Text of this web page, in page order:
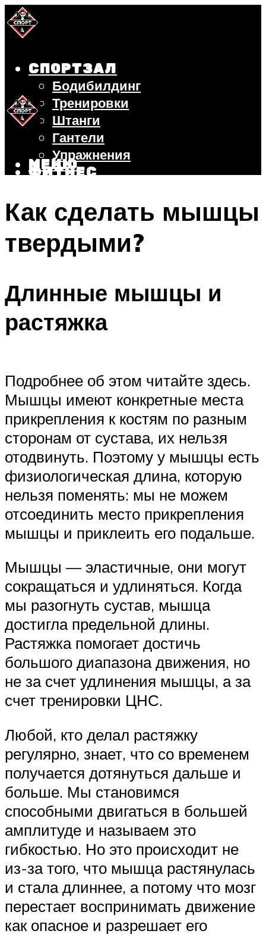
СПОРТЗАЛ
Бодибилдинг
Тренировки
Штанги
Гантели
Упражнения
ФИТНЕС
ВЕЛОСИПЕД
ПОХУДЕНИЕ
МЕНЮ
МЕНЮ
Как сделать мышцы
твердыми?
Длинные мышцы и
растяжка
Подробнее об этом читайте здесь.
Мышцы имеют конкретные места
прикрепления к костям по разным
сторонам от сустава, их нельзя
отодвинуть. Поэтому у мышцы есть
физиологическая длина, которую
нельзя поменять: мы не можем
отсоединить место прикрепления
мышцы и приклеить его подальше.
Мышцы — эластичные, они могут
сокращаться и удлиняться. Когда
мы разогнуть сустав, мышца
достигла предельной длины.
Растяжка помогает достичь
большого диапазона движения, но
не за счет удлинения мышцы, а за
счет тренировки ЦНС.
Любой, кто делал растяжку
регулярно, знает, что со временем
получается дотянуться дальше и
больше. Мы становимся
способными двигаться в большей
амплитуде и называем это
гибкостью. Но это происходит не
из-за того, что мышца растянулась
и стала длиннее, а потому что мозг
перестает воспринимать движение
как опасное и разрешает его